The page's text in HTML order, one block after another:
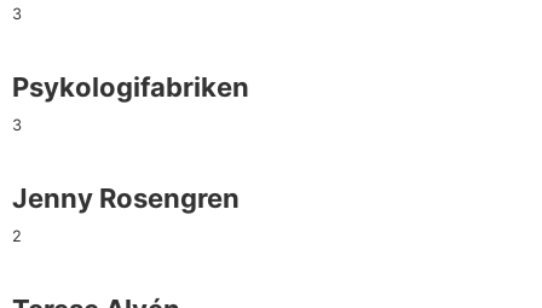
3
Psykologifabriken
3
Jenny Rosengren
2